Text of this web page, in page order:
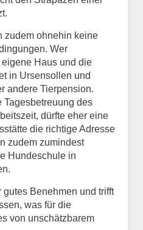
zudem ohnehin keine
Wer
Haus und die
in Ursensollen und
andere Tierpension.
Tagesbetreuung des
dürfte eher eine
die richtige Adresse
zudem zumindest
Hundeschule in
Benehmen und trifft
was für die
von unschätzbarem